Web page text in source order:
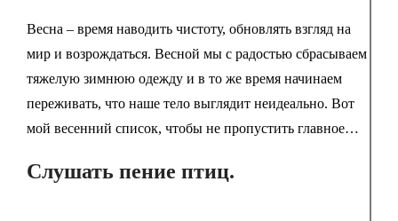
Весна – время наводить чистоту, обновлять взгляд на
мир и возрождаться. Весной мы с радостью сбрасываем
тяжелую зимнюю одежду и в то же время начинаем
переживать, что наше тело выглядит неидеально. Вот
мой весенний список, чтобы не пропустить главное…
Слушать пение птиц.